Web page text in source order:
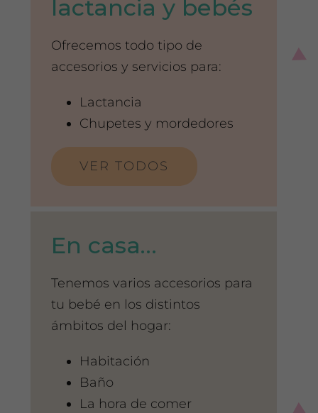
lactancia y bebés
Ofrecemos todo tipo de
accesorios y servicios para:
Lactancia
Chupetes y mordedores
VER TODOS
En casa…
Tenemos varios accesorios para
tu bebé en los distintos
ámbitos del hogar:
Habitación
Baño
La hora de comer